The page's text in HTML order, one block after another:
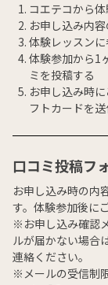
コエテコから
お申し込み内
体験レッスン
体験参加から1
ミを投稿する
お申し込み時
フトカードを
口コミ投稿フ
お申し込み時の内
す。体験参加後に
※お申し込み確認
ルが届かない場合
連絡ください。
※メールの受信制